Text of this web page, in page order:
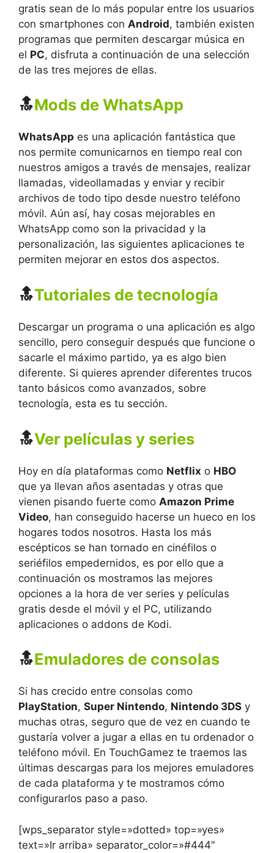
gratis sean de lo más popular entre los usuarios
con smartphones con Android, también existen
programas que permiten descargar música en
el PC, disfruta a continuación de una selección
de las tres mejores de ellas.
🔝Mods de WhatsApp
WhatsApp es una aplicación fantástica que
nos permite comunicarnos en tiempo real con
nuestros amigos a través de mensajes, realizar
llamadas, videollamadas y enviar y recibir
archivos de todo tipo desde nuestro teléfono
móvil. Aún así, hay cosas mejorables en
WhatsApp como son la privacidad y la
personalización, las siguientes aplicaciones te
permiten mejorar en estos dos aspectos.
🔝Tutoriales de tecnología
Descargar un programa o una aplicación es algo
sencillo, pero conseguir después que funcione o
sacarle el máximo partido, ya es algo bien
diferente. Si quieres aprender diferentes trucos
tanto básicos como avanzados, sobre
tecnología, esta es tu sección.
🔝Ver películas y series
Hoy en día plataformas como Netflix o HBO
que ya llevan años asentadas y otras que
vienen pisando fuerte como Amazon Prime
Video, han conseguido hacerse un hueco en los
hogares todos nosotros. Hasta los más
escépticos se han tornado en cinéfilos o
seriéfilos empedernidos, es por ello que a
continuación os mostramos las mejores
opciones a la hora de ver series y películas
gratis desde el móvil y el PC, utilizando
aplicaciones o addons de Kodi.
🔝Emuladores de consolas
Si has crecido entre consolas como
PlayStation, Super Nintendo, Nintendo 3DS y
muchas otras, seguro que de vez en cuando te
gustaría volver a jugar a ellas en tu ordenador o
teléfono móvil. En TouchGamez te traemos las
últimas descargas para los mejores emuladores
de cada plataforma y te mostramos cómo
configurarlos paso a paso.
[wps_separator style=»dotted» top=»yes»
text=»Ir arriba» separator_color=»#444″